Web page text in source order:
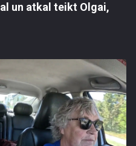
un atkal teikt Olgai,